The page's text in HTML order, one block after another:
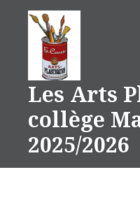
Les Arts
collège
2025/2026